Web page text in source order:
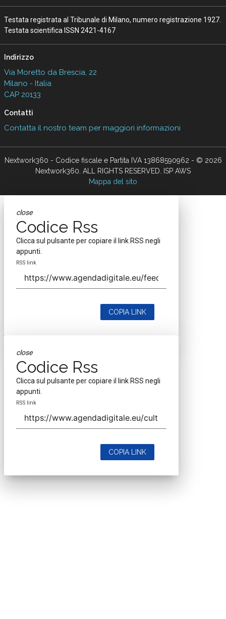
Testata registrata al Tribunale di Milano, numero registrazione 1927.
Testata scientifica ISSN 2421-4167
Indirizzo
Via Moretto da Brescia, 22
Milano - Italia
CAP 20133
Contatti
Contatta il nostro team per maggiori informazioni
Nextwork360 - Codice fiscale e Partita IVA 13868590962 - © 2026
Nextwork360. ALL RIGHTS RESERVED. ISP AWS
Mappa del sito
close
Codice Rss
Clicca sul pulsante per copiare il link RSS negli
appunti.
RSS link
COPIA LINK
close
Codice Rss
Clicca sul pulsante per copiare il link RSS negli
appunti.
RSS link
COPIA LINK